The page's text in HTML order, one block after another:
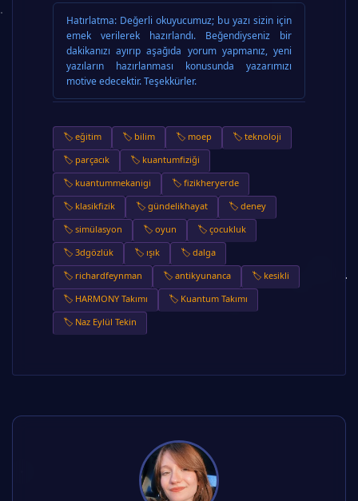
Hatırlatma: Değerli okuyucumuz; bu yazı sizin için
emek verilerek hazırlandı. Beğendiyseniz bir
dakikanızı ayırıp aşağıda yorum yapmanız, yeni
yazıların hazırlanması konusunda yazarımızı
motive edecektir. Teşekkürler.
🏷️ eğitim 🏷️ bilim 🏷️ moep
🏷️ teknoloji
🏷️ parçacık
🏷️ kuantumfiziği
🏷️ kuantummekanigi
🏷️ fizikheryerde
🏷️ klasikfizik
🏷️ gündelikhayat
🏷️ deney
🏷️ simülasyon
🏷️ oyun
🏷️ çocukluk
🏷️ 3dgözlük
🏷️ ışık
🏷️ dalga
🏷️ richardfeynman
🏷️ antikyunanca
🏷️ kesikli
🏷️ HARMONY Takımı
🏷️ Kuantum Takımı
🏷️ Naz Eylül Tekin